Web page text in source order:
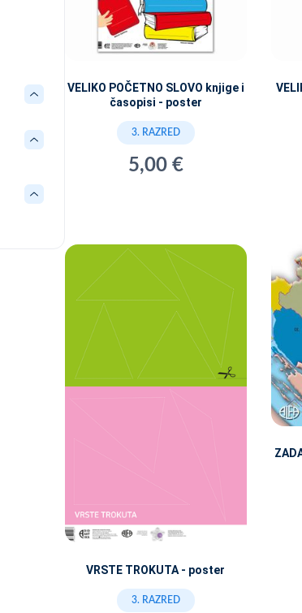
VELIKO POČETNO SLOVO knjige i
časopisi - poster
3. RAZRED
5,00 €
VRSTE TROKUTA - poster
3. RAZRED